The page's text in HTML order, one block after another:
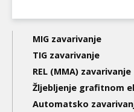
Main
navigation
3nd
level
MIG zavarivanje
TIG zavarivanje
REL (MMA) zavarivanje
Žljebljenje grafitnom
Automatsko